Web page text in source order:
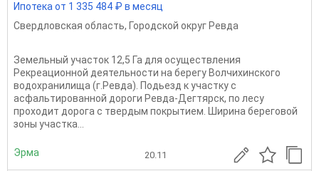
Ипотека от 1 335 484 ₽ в месяц
Свердловская область, Городской округ Ревда
Земельный участок 12,5 Га для осуществления
Рекреационной деятельности на берегу Волчихинского
водохранилища (г.Ревда). Подьезд к участку с
асфальтированной дороги Ревда-Дегтярск, по лесу
проходит дорога с твердым покрытием. Ширина береговой
зоны участка...
Эрма 20.11